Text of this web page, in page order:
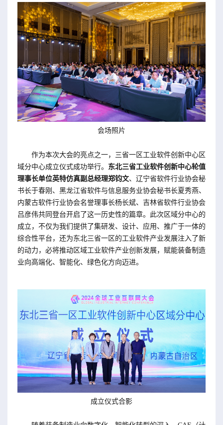
会场照片
作为本次大会的亮点之一，三省一区工业软件创新中心区
域分中心成立仪式成功举行。 东北三省工业软件创新中心轮值
理事长单位英特仿真副总经理郑钧文、辽宁省软件行业协会秘
书长于春刚、黑龙江省软件与信息服务业协会秘书长夏秀燕、
内蒙古软件行业协会名誉理事长杨长斌、吉林省软件行业协会
吕彦伟共同登台开启了这一历史性的篇章。此次区域分中心的
成立，不仅为我们提供了集研发、设计、应用、推广于一体的
综合性平台，还为东北三省一区的工业软件产业发展注入了新
的动力，必将推动区域工业软件产业创新发展，赋能装备制造
业向高端化、智能化、绿色化方向迈进。
成立仪式合影